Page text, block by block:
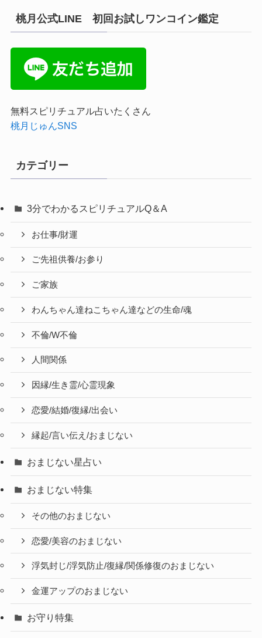
桃月公式LINE 初回お試しワンコイン鑑定
無料スピリチュアル占いたくさん
桃月じゅんSNS
カテゴリー
3分でわかるスピリチュアルQ＆A
お仕事/財運
ご先祖供養/お参り
ご家族
わんちゃん達ねこちゃん達などの生命/魂
不倫/W不倫
人間関係
因縁/生き霊/心霊現象
恋愛/結婚/復縁/出会い
縁起/言い伝え/おまじない
おまじない星占い
おまじない特集
その他のおまじない
恋愛/美容のおまじない
浮気封じ/浮気防止/復縁/関係修復のおまじない
金運アップのおまじない
お守り特集